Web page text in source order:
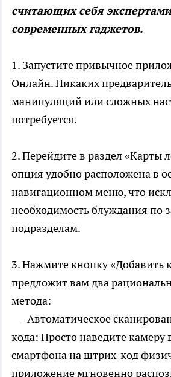
считающих себя
современных гаджетов.
1. Запустите привычное
Онлайн. Никаких
манипуляций или сложных
потребуется.
2. Перейдите в раздел «Карты
опция удобно расположена в
навигационном меню, что
необходимость блуждания по
подразделам.
3. Нажмите кнопку «Добавить
предложит вам два
метода:
- Автоматическое
кода: Просто наведите камеру
смартфона на штрих-код
приложение мгновенно